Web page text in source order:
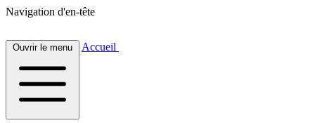
Navigation d'en-tête
Ouvrir le menu Accueil